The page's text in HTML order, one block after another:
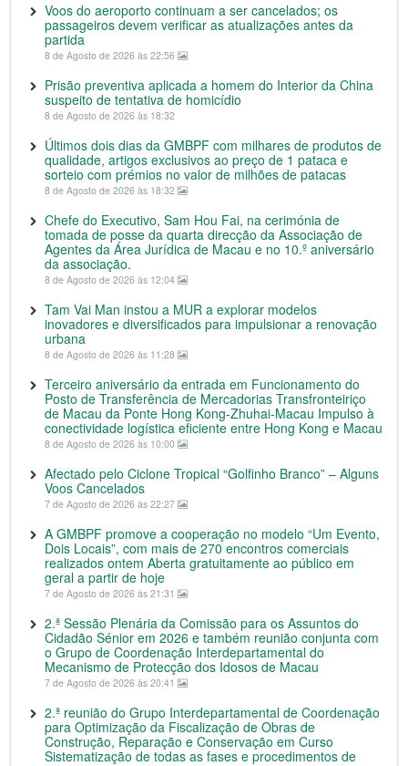
Voos do aeroporto continuam a ser cancelados; os
passageiros devem verificar as atualizações antes da
partida
8 de Agosto de 2026 às 22:56
Prisão preventiva aplicada a homem do Interior da China
suspeito de tentativa de homicídio
8 de Agosto de 2026 às 18:32
Últimos dois dias da GMBPF com milhares de produtos de
qualidade, artigos exclusivos ao preço de 1 pataca e
sorteio com prémios no valor de milhões de patacas
8 de Agosto de 2026 às 18:32
Chefe do Executivo, Sam Hou Fai, na cerimónia de
tomada de posse da quarta direcção da Associação de
Agentes da Área Jurídica de Macau e no 10.º aniversário
da associação.
8 de Agosto de 2026 às 12:04
Tam Vai Man instou a MUR a explorar modelos
inovadores e diversificados para impulsionar a renovação
urbana
8 de Agosto de 2026 às 11:28
Terceiro aniversário da entrada em Funcionamento do
Posto de Transferência de Mercadorias Transfronteiriço
de Macau da Ponte Hong Kong-Zhuhai-Macau Impulso à
conectividade logística eficiente entre Hong Kong e Macau
8 de Agosto de 2026 às 10:00
Afectado pelo Ciclone Tropical “Golfinho Branco” – Alguns
Voos Cancelados
7 de Agosto de 2026 às 22:27
A GMBPF promove a cooperação no modelo “Um Evento,
Dois Locais”, com mais de 270 encontros comerciais
realizados ontem Aberta gratuitamente ao público em
geral a partir de hoje
7 de Agosto de 2026 às 21:31
2.ª Sessão Plenária da Comissão para os Assuntos do
Cidadão Sénior em 2026 e também reunião conjunta com
o Grupo de Coordenação Interdepartamental do
Mecanismo de Protecção dos Idosos de Macau
7 de Agosto de 2026 às 20:41
2.ª reunião do Grupo Interdepartamental de Coordenação
para Optimização da Fiscalização de Obras de
Construção, Reparação e Conservação em Curso
Sistematização de todas as fases e procedimentos de